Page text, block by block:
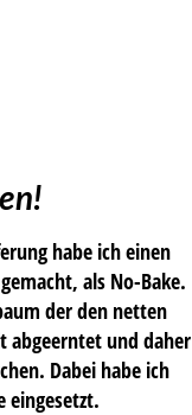
habe ich einen
als No-Bake.
der den netten
und daher
Dabei habe ich
eingesetzt.